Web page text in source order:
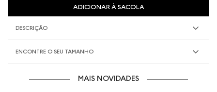
ADICIONAR À SACOLA
DESCRIÇÃO
ENCONTRE O SEU TAMANHO
MAIS NOVIDADES